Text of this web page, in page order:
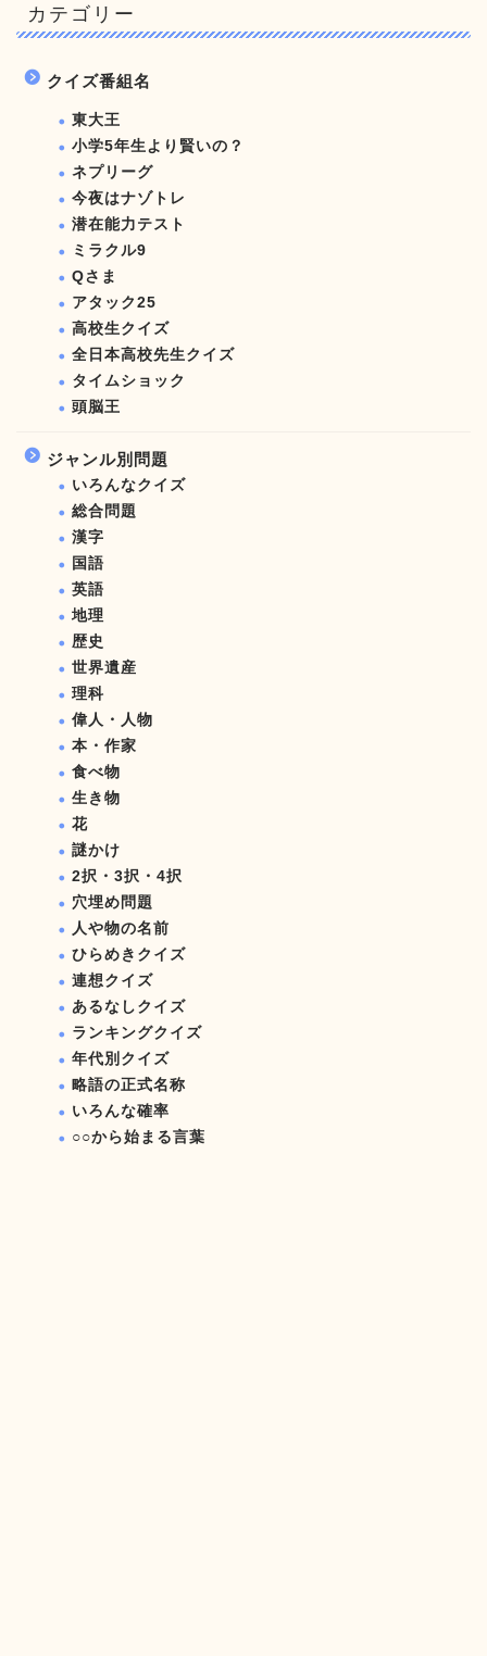
カテゴリー
クイズ番組名
東大王
小学5年生より賢いの？
ネプリーグ
今夜はナゾトレ
潜在能力テスト
ミラクル9
Qさま
アタック25
高校生クイズ
全日本高校先生クイズ
タイムショック
頭脳王
ジャンル別問題
いろんなクイズ
総合問題
漢字
国語
英語
地理
歴史
世界遺産
理科
偉人・人物
本・作家
食べ物
生き物
花
謎かけ
2択・3択・4択
穴埋め問題
人や物の名前
ひらめきクイズ
連想クイズ
あるなしクイズ
ランキングクイズ
年代別クイズ
略語の正式名称
いろんな確率
○○から始まる言葉